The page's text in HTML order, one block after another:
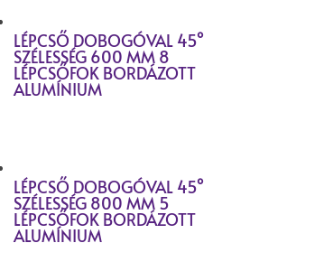
LÉPCSŐ DOBOGÓVAL 45°
SZÉLESSÉG 600 MM 8
LÉPCSŐFOK BORDÁZOTT
ALUMÍNIUM
LÉPCSŐ DOBOGÓVAL 45°
SZÉLESSÉG 800 MM 5
LÉPCSŐFOK BORDÁZOTT
ALUMÍNIUM